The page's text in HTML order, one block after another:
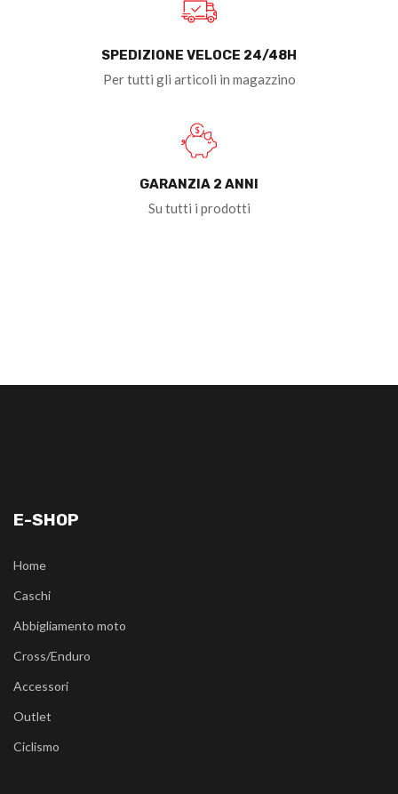
SPEDIZIONE VELOCE 24/48H
Per tutti gli articoli in magazzino
GARANZIA 2 ANNI
Su tutti i prodotti
E-SHOP
Home
Caschi
Abbigliamento moto
Cross/Enduro
Accessori
Outlet
Ciclismo